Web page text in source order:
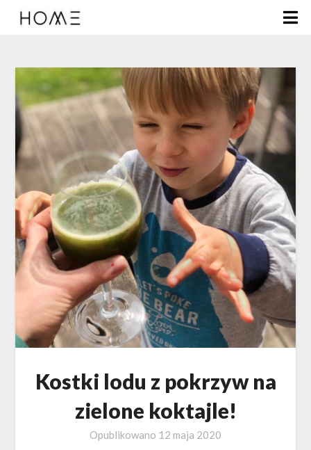
Kostki lodu z pokrzyw na
zielone koktajle!
Opublikowano 12 maja 2020